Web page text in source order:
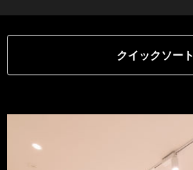
クイックソート